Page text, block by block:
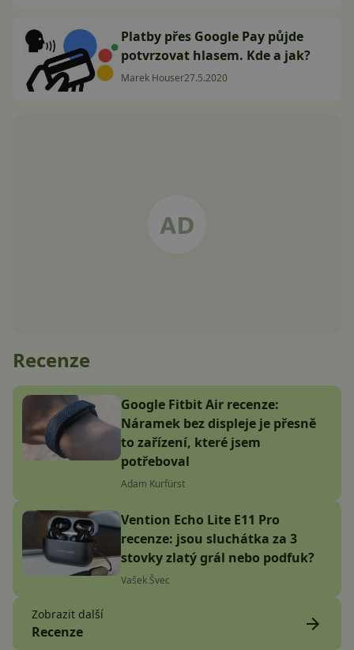
Platby přes Google Pay půjde
potvrzovat hlasem. Kde a jak?
Marek Houser27.5.2020
Recenze
Google Fitbit Air recenze:
Náramek bez displeje je přesně
to zařízení, které jsem
potřeboval
Adam Kurfürst
Vention Echo Lite E11 Pro
recenze: jsou sluchátka za 3
stovky zlatý grál nebo podfuk?
Vašek Švec
Zobrazit další
Recenze